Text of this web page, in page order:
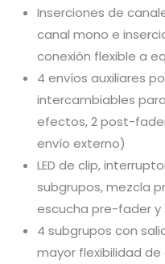
Inserciones de
canal mono e
conexión flexible a
4 envíos auxiliares
intercambiables
efectos, 2 post-
envío externo)
LED de clip,
subgrupos, mezcla
escucha pre-fader y
4 subgrupos con
mayor flexibilidad